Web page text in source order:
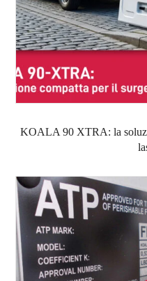
KOALA 90 XTRA: la